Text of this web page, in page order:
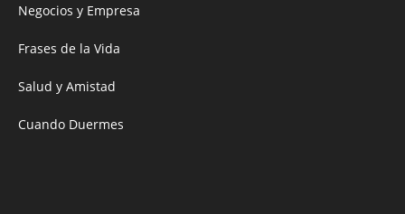
Negocios y Empresa
Frases de la Vida
Salud y Amistad
Cuando Duermes